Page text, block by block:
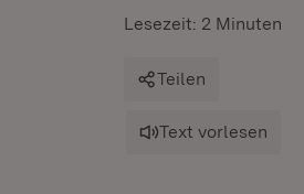
Lesezeit: 2 Minuten
Teilen
Text vorlesen